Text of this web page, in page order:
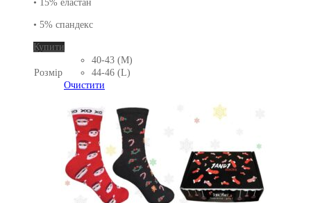
• 15% еластан
• 5% спандекс
Купити
товар
кілька
Параметри
можна
вибрати
сторінці
товару
Розмір
40-43 (M)
44-46 (L)
Очистити